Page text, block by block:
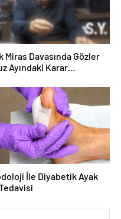
Miras Davasında Gözler
Ayındaki Karar
İle Diyabetik Ayak